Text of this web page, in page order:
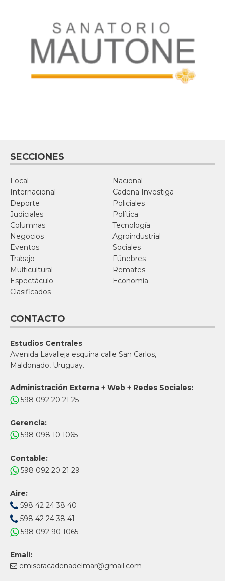
SECCIONES
Local
Nacional
Internacional
Cadena Investiga
Deporte
Policiales
Judiciales
Política
Columnas
Tecnología
Negocios
Agroindustrial
Eventos
Sociales
Trabajo
Fúnebres
Multicultural
Remates
Espectáculo
Economía
Clasificados
CONTACTO
Estudios Centrales
Avenida Lavalleja esquina calle San Carlos,
Maldonado, Uruguay.
Administración Externa + Web + Redes Sociales:
598 092 20 21 25
Gerencia:
598 098 10 1065
Contable:
598 092 20 21 29
Aire:
598 42 24 38 40
598 42 24 38 41
598 092 90 1065
Email:
emisoracadenadelmar@gmail.com